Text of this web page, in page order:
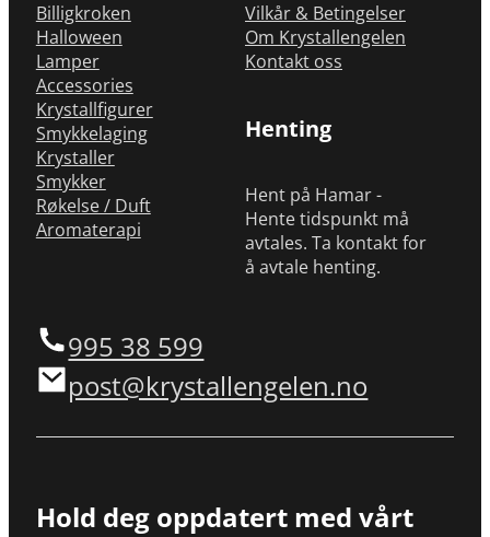
Billigkroken
Halloween
Lamper
Accessories
Krystallfigurer
Smykkelaging
Krystaller
Smykker
Røkelse / Duft
Aromaterapi
Vilkår & Betingelser
Om Krystallengelen
Kontakt oss
Henting
Hent på Hamar -
Hente tidspunkt må
avtales. Ta kontakt for
å avtale henting.
995 38 599
post@krystallengelen.no
Hold deg oppdatert med vårt